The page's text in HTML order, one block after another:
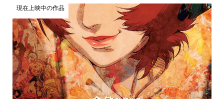
現在上映中の作品